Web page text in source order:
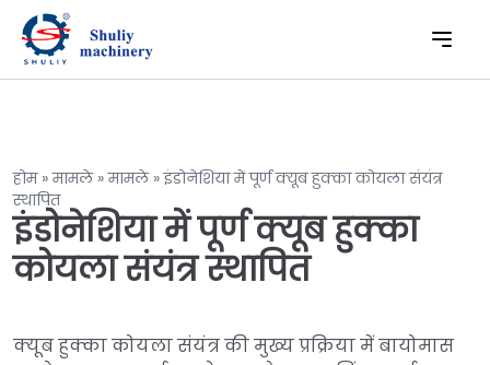
होम»मामले»मामले»इंडोनेशिया में पूर्ण क्यूब हुक्का कोयला संयंत्र
स्थापित
इंडोनेशिया में पूर्ण क्यूब हुक्का
कोयला संयंत्र स्थापित
क्यूब हुक्का कोयला संयंत्र की मुख्य प्रक्रिया में बायोमास